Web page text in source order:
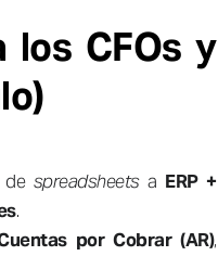
los CFOs y
de spreadsheetsa ERP +
.
por Cobrar (AR),